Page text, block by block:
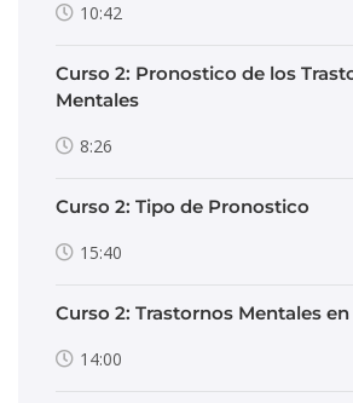
10:42
Curso 2: Pronostico de los
Mentales
8:26
Curso 2: Tipo de Pronostico
15:40
Curso 2: Trastornos Mentales
14:00